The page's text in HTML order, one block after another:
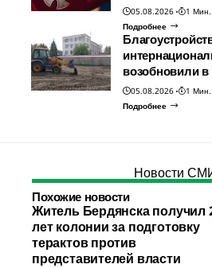
05.08.2026
1 Мин.
Подробнее
возобновили
05.08.2026
1 Мин.
Подробнее
Новости
Похожие новости
Житель Бердянска получил
лет колонии за подготовку
терактов против
представителей власти